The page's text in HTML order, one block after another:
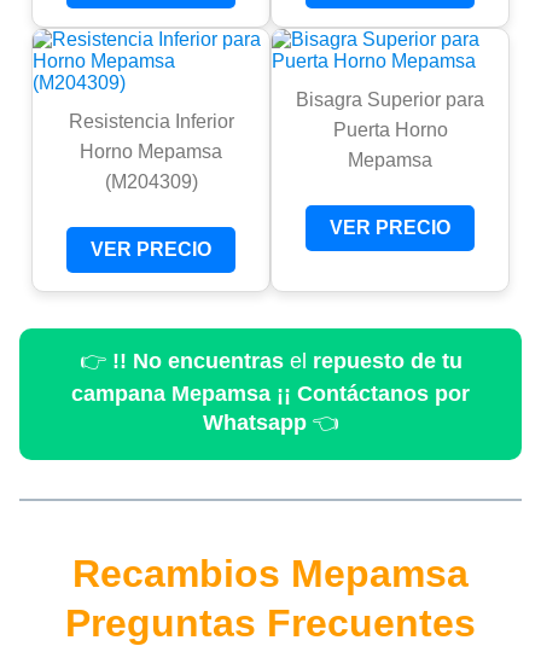
Resistencia Inferior
Horno Mepamsa
(M204309)
VER PRECIO
Bisagra Superior para
Puerta Horno
Mepamsa
VER PRECIO
👉 !! No encuentras el repuesto de tu
campana Mepamsa ¡¡ Contáctanos por
Whatsapp 👈
Recambios Mepamsa
Preguntas Frecuentes